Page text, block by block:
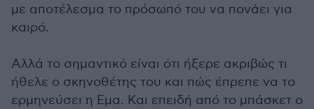
με αποτέλεσμα το πρόσωπό του να πονάει για
καιρό.
Αλλά το σημαντικό είναι ότι ήξερε ακριβώς τι
ήθελε ο σκηνοθέτης του και πώς έπρεπε να το
ερμηνεύσει η Εμα. Και επειδή από το μπάσκετ ο